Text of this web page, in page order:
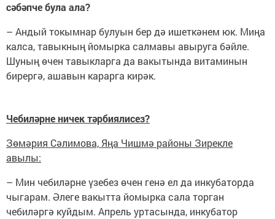
сәбәпче була ала?
– Андый токымнар булуын бер дә ишеткәнем юк. Миңа
калса, тавыкның йомырка салмавы авыруга бәйле.
Шуның өчен тавыкларга да вакытында витаминын
бирергә, ашавын карарга кирәк.
Чебиләрне ничек тәрбиялисез?
Зөмәрия Сәлимова, Яңа Чишмә районы Зирекле
авылы:
– Мин чебиләрне үзебез өчен генә ел да инкубаторда
чыгарам. Әлеге вакытта йомырка сала торган
чебиләргә куйдым. Апрель уртасында, инкубатор